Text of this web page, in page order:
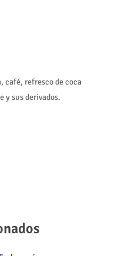
refresco de coca
y sus derivados.